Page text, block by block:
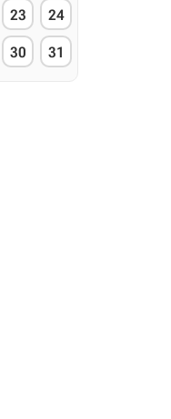
23 24
30 31